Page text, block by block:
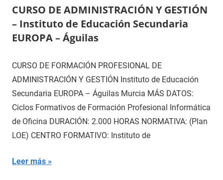
CURSO DE ADMINISTRACIÓN Y GESTIÓN
– Instituto de Educación Secundaria
EUROPA – Águilas
CURSO DE FORMACIÓN PROFESIONAL DE
ADMINISTRACIÓN Y GESTIÓN Instituto de Educación
Secundaria EUROPA – Águilas Murcia MÁS DATOS:
Ciclos Formativos de Formación Profesional Informática
de Oficina DURACIÓN: 2.000 HORAS NORMATIVA: (Plan
LOE) CENTRO FORMATIVO: Instituto de
Leer más